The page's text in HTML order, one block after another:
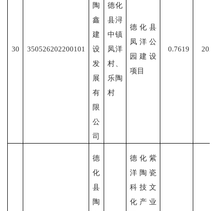
30 350526202200101
陶
鑫
建
设
发
展
有
限
公
司
德化
县浔
中镇
凤洋
村、
乐陶
村
德化县
凤洋公
园建设
项目
0.7619
德
化
县
陶
德化紫
洋陶瓷
科技文
化产业